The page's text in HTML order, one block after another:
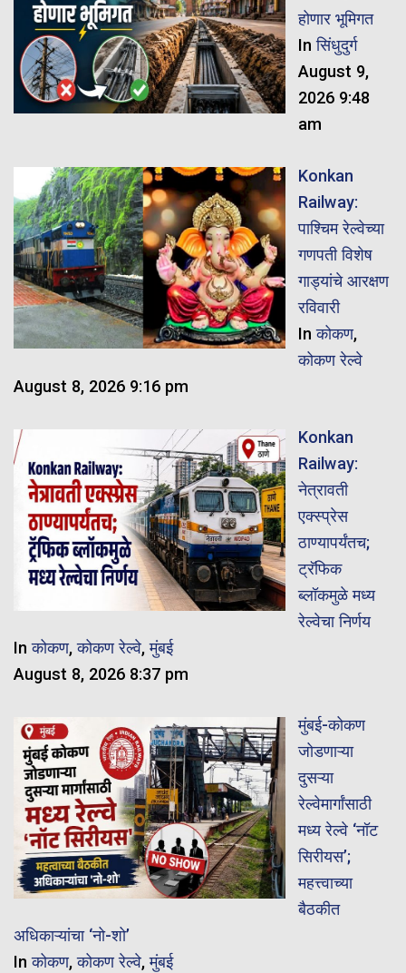
होणार भूमिगत
Inसिंधुदुर्ग
August 9,
2026 9:48
am
Konkan
Railway:
पाश्चिम रेल्वेच्या
गणपती विशेष
गाड्यांचे आरक्षण
रविवारी
Inकोकण,
कोकण रेल्वे
August 8, 2026 9:16 pm
Konkan
Railway:
नेत्रावती
एक्स्प्रेस
ठाण्यापर्यंतच;
ट्रॅफिक
ब्लॉकमुळे मध्य
रेल्वेचा निर्णय
Inकोकण,कोकण रेल्वे,मुंबई
August 8, 2026 8:37 pm
मुंबई-कोकण
जोडणाऱ्या
दुसऱ्या
रेल्वेमार्गांसाठी
मध्य रेल्वे ‘नॉट
सिरीयस’;
महत्त्वाच्या
बैठकीत
अधिकाऱ्यांचा ‘नो-शो’
Inकोकण,कोकण रेल्वे,मुंबई